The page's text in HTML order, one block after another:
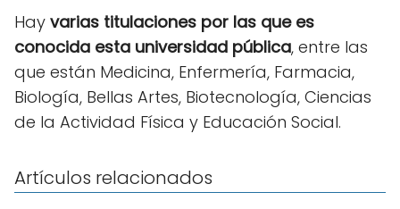
Hay varias titulaciones por las que es
conocida esta universidad pública, entre las
que están Medicina, Enfermería, Farmacia,
Biología, Bellas Artes, Biotecnología, Ciencias
de la Actividad Física y Educación Social.
Artículos relacionados